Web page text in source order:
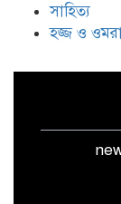
সাহিত্য
হজ্জ ও